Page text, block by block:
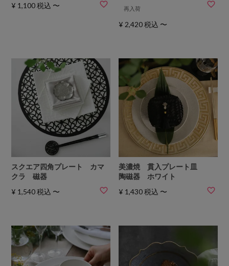
¥ 1,100 税込 〜 再入荷
¥ 2,420税込 〜
スクエア四角プレート カマ
クラ 磁器
¥ 1,540 税込 〜
美濃焼 貫入プレート皿
陶磁器 ホワイト
¥ 1,430税込 〜